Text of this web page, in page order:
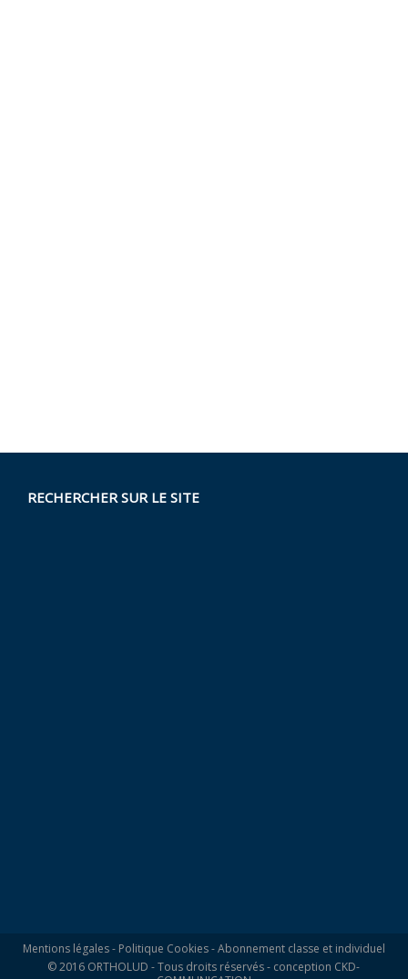
RECHERCHER SUR LE SITE
Mentions légales- Politique Cookies-Abonnement classe et individuel
© 2016 ORTHOLUD - Tous droits réservés - conception CKD-